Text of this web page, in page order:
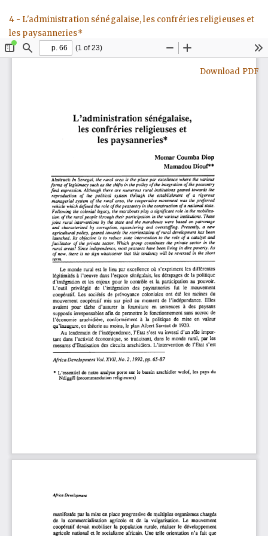
Article
Details
4 - L'administration sénégalaise, les confréries religieuses et
les paysanneries*
Download
Download PDF